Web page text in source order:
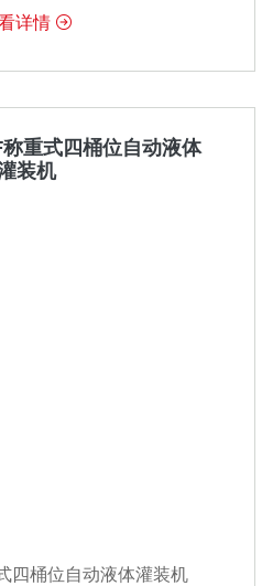
详情 
称重式四桶位自动液体
装机
四桶位自动液体灌装机